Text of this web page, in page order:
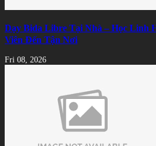
Dạy Bida Libre Tại Nhà – Học Linh
Viên Đến Tận Nơi
Fri 08, 2026